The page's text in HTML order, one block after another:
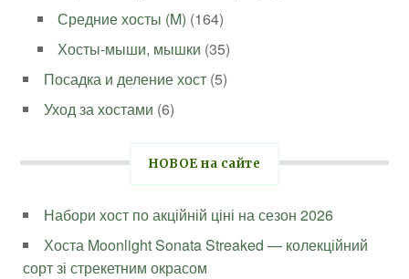
Средние хосты (M) (164)
Хосты-мыши, мышки (35)
Посадка и деление хост (5)
Уход за хостами (6)
НОВОЕ на сайте
Набори хост по акційній ціні на сезон 2026
Хоста Moonlight Sonata Streaked — колекційний
сорт зі стрекетним окрасом